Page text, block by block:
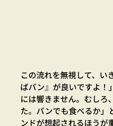
この流れを無視して、い
ばパン』が良いですよ！
には響きません。むしろ
た。パンでも食べるか」
ンドが想起されるほうが